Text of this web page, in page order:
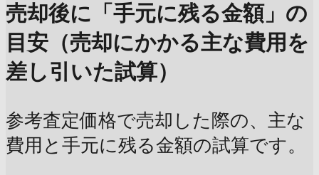
売却後に「手元に残る金額」の
目安（売却にかかる主な費用を
差し引いた試算）
参考査定価格で売却した際の、主な
費用と手元に残る金額の試算です。